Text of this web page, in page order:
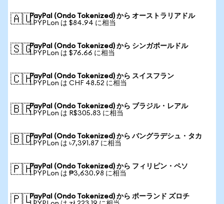
🇦🇺PayPal (Ondo Tokenized) から オーストラリアドル
1 PYPLon は $84.94 に相当
🇸🇬PayPal (Ondo Tokenized) から シンガポールドル
1 PYPLon は $76.66 に相当
🇨🇭PayPal (Ondo Tokenized) から スイスフラン
1 PYPLon は CHF 48.52 に相当
🇧🇷PayPal (Ondo Tokenized) から ブラジル・レアル
1 PYPLon は R$305.83 に相当
🇧🇩PayPal (Ondo Tokenized) から バングラデシュ・タカ
1 PYPLon は ৳7,391.87 に相当
🇵🇭PayPal (Ondo Tokenized) から フィリピン・ペソ
1 PYPLon は ₱3,630.98 に相当
🇵🇱PayPal (Ondo Tokenized) から ポーランド ズロチ